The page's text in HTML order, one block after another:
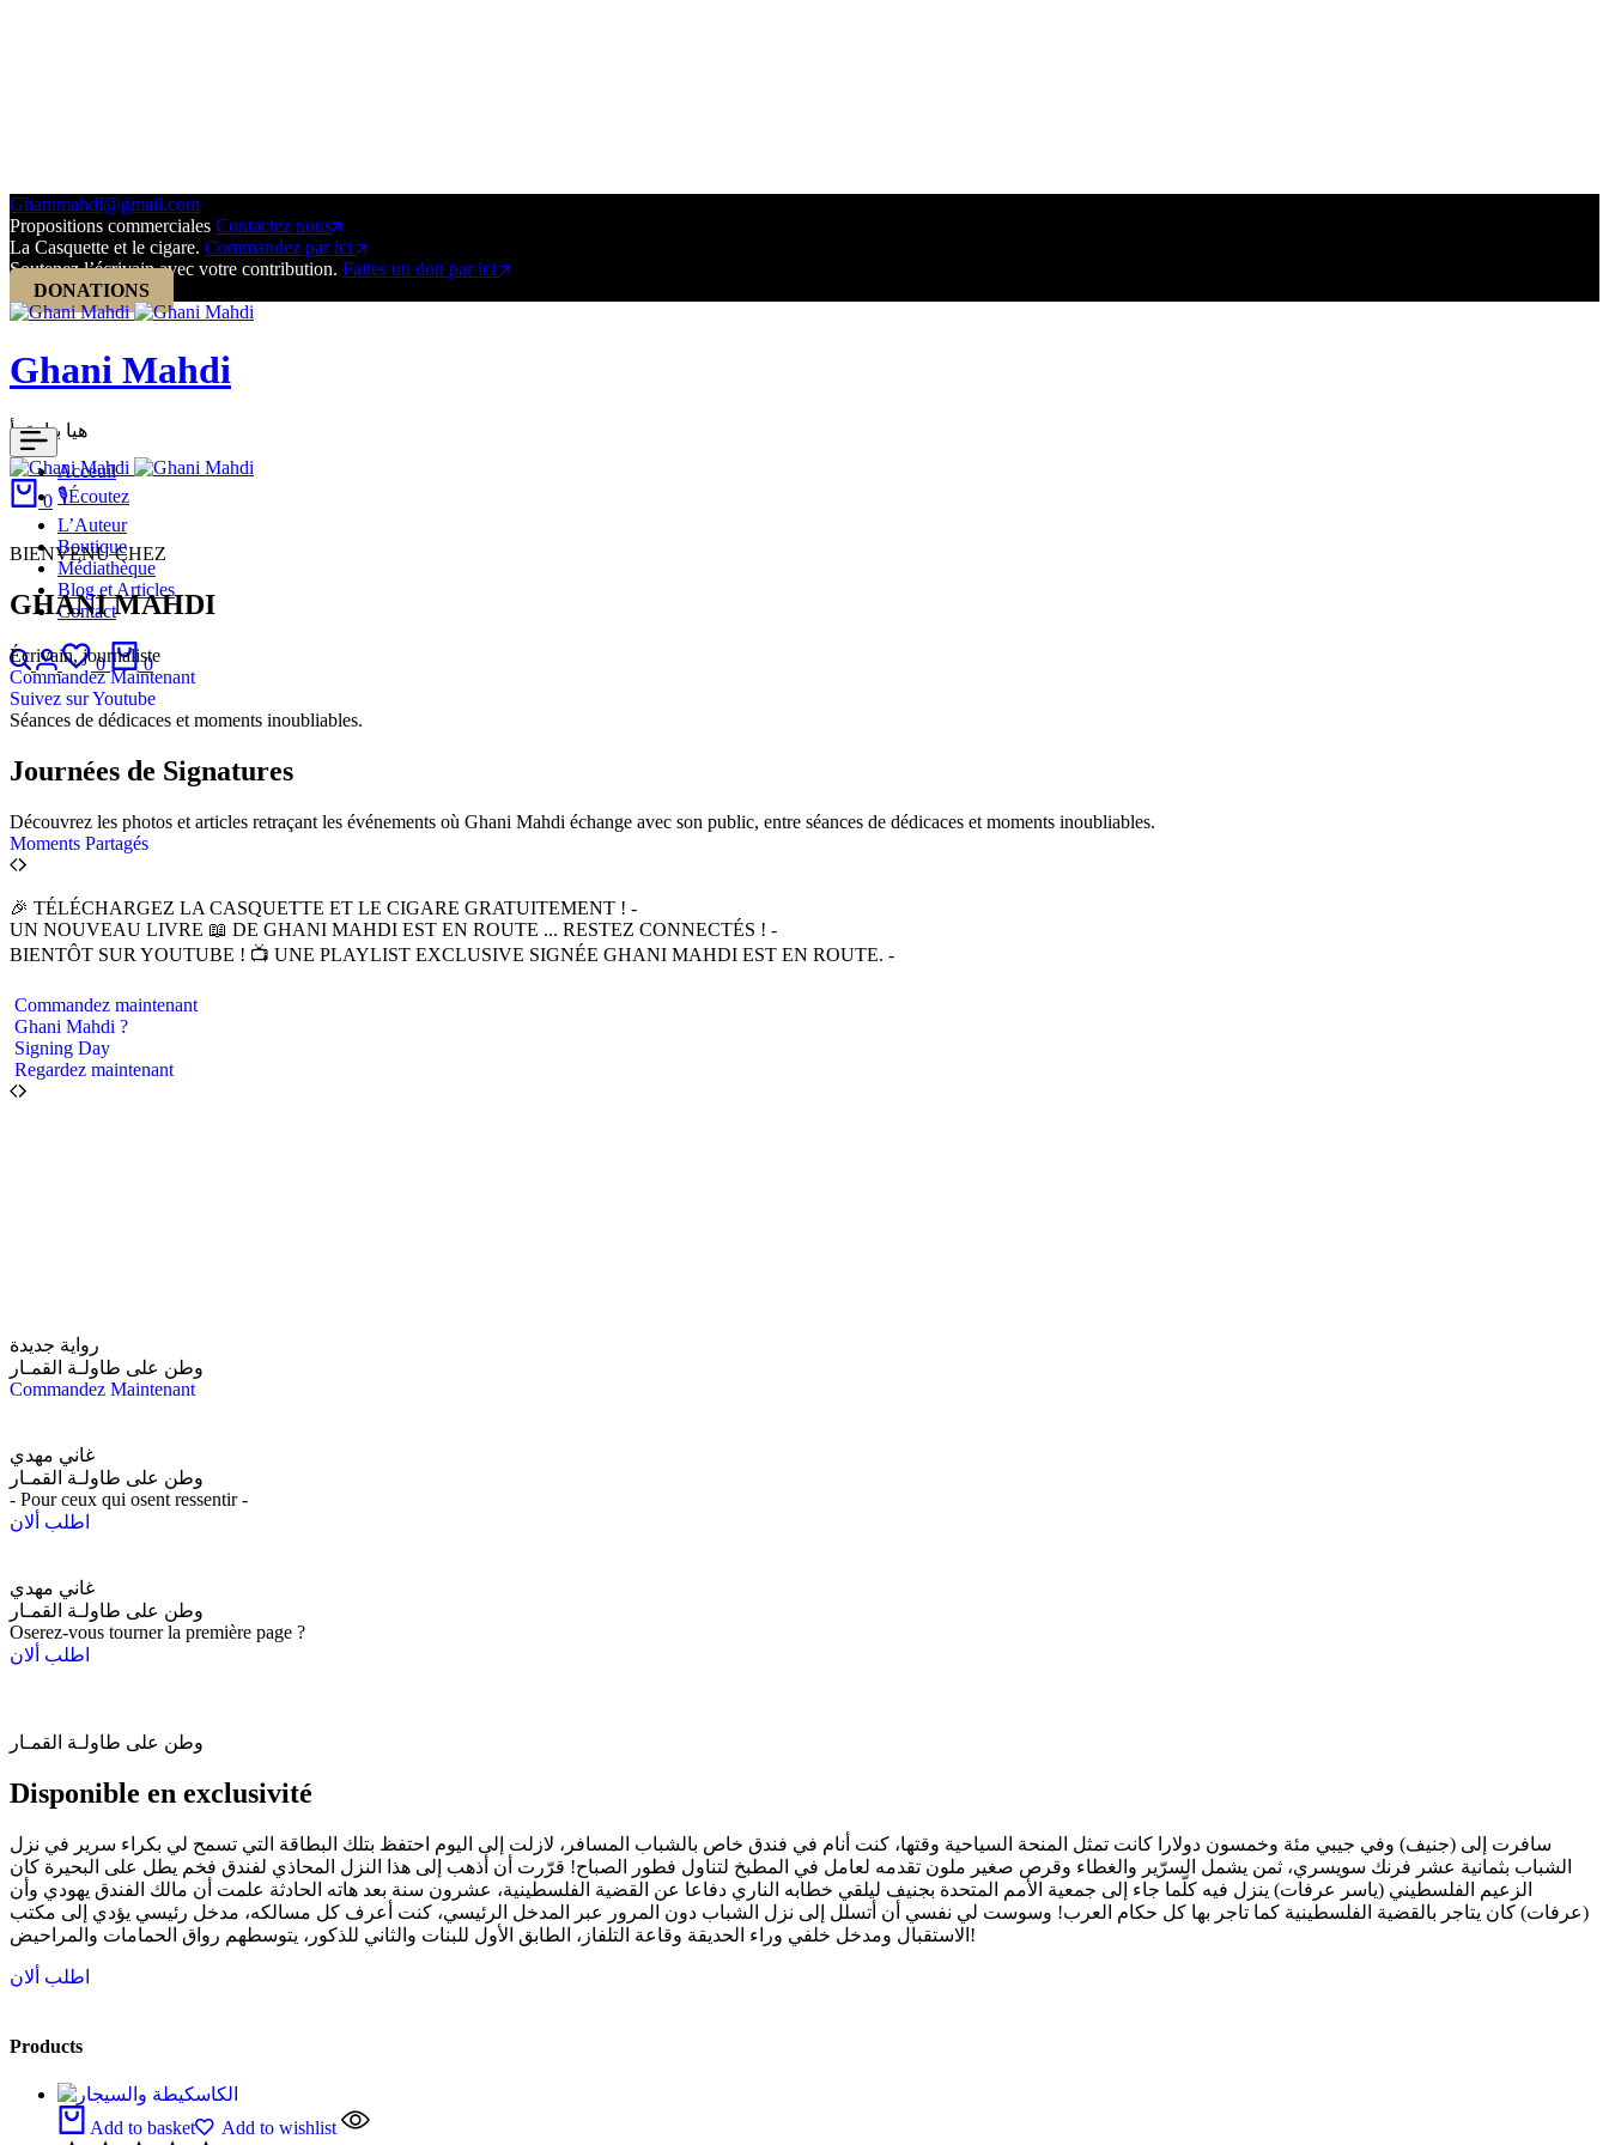
Ghanimahdi@gmail.com
Propositions commerciales Contactez nous
La Casquette et le cigare. Commandez par ici
Soutenez l’écrivain avec votre contribution. Faites un don par ici
DONATIONS
Ghani Mahdi
هيا بنا نقرأ
Acceuil
🎙Écoutez
L’Auteur
Boutique
Médiathèque
Blog et Articles
Contact
0 0
0
BIENVENU CHEZ
GHANI MAHDI
Écrivain, journaliste
Commandez Maintenant
Suivez sur Youtube
Séances de dédicaces et moments inoubliables.
Journées de Signatures
Découvrez les photos et articles retraçant les événements où Ghani Mahdi échange avec son public, entre séances de dédicaces et moments inoubliables.
Moments Partagés
🎉 TÉLÉCHARGEZ LA CASQUETTE ET LE CIGARE GRATUITEMENT ! -
UN NOUVEAU LIVRE 📖 DE GHANI MAHDI EST EN ROUTE ... RESTEZ CONNECTÉS ! -
BIENTÔT SUR YOUTUBE ! 📺 UNE PLAYLIST EXCLUSIVE SIGNÉE GHANI MAHDI EST EN ROUTE. -
Commandez maintenant
Ghani Mahdi ?
Signing Day
Regardez maintenant
رواية جديدة
وطن على طاولـة القمـار
Commandez Maintenant
غاني مهدي
وطن على طاولـة القمـار
- Pour ceux qui osent ressentir -
اطلب ألان
غاني مهدي
وطن على طاولـة القمـار
Oserez-vous tourner la première page ?
اطلب ألان
وطن على طاولـة القمـار
Disponible en exclusivité
سافرت إلى (جنيف) وفي جيبي مئة وخمسون دولارا كانت تمثل المنحة السياحية وقتها، كنت أنام في فندق خاص بالشباب المسافر، لازلت إلى اليوم احتفظ بتلك البطاقة التي تسمح لي بكراء سرير في نزل
الشباب بثمانية عشر فرنك سويسري، ثمن يشمل السرّير والغطاء وقرص صغير ملون تقدمه لعامل في المطبخ لتناول فطور الصباح! قرّرت أن أذهب إلى هذا النزل المحاذي لفندق فخم يطل على البحيرة كان
الزعيم الفلسطيني (ياسر عرفات) ينزل فيه كلّما جاء إلى جمعية الأمم المتحدة بجنيف ليلقي خطابه الناري دفاعا عن القضية الفلسطينية، عشرون سنة بعد هاته الحادثة علمت أن مالك الفندق يهودي وأن
(عرفات) كان يتاجر بالقضية الفلسطينية كما تاجر بها كل حكام العرب! وسوست لي نفسي أن أتسلل إلى نزل الشباب دون المرور عبر المدخل الرئيسي، كنت أعرف كل مسالكه، مدخل رئيسي يؤدي إلى مكتب
الاستقبال ومدخل خلفي وراء الحديقة وقاعة التلفاز، الطابق الأول للبنات والثاني للذكور، يتوسطهم رواق الحمامات والمراحيض!
اطلب ألان
Products
Add to basket Add to wishlist